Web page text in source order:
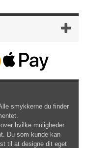
smykkerne du finder
hvilke muligheder
Du som kunde kan
til at designe dit eget